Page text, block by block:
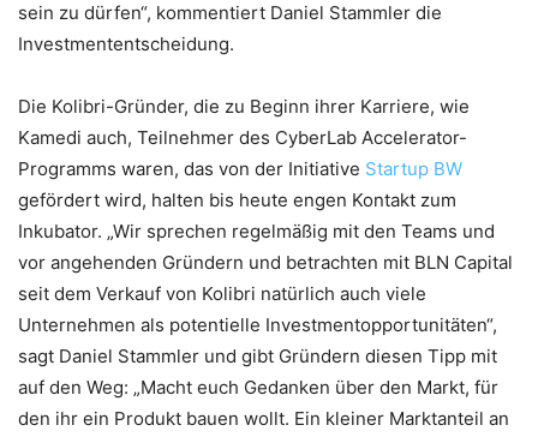
sein zu dürfen“, kommentiert Daniel Stammler die
Investmententscheidung.
Die Kolibri-Gründer, die zu Beginn ihrer Karriere, wie
Kamedi auch, Teilnehmer des CyberLab Accelerator-
Programms waren, das von der Initiative Startup BW
gefördert wird, halten bis heute engen Kontakt zum
Inkubator. „Wir sprechen regelmäßig mit den Teams und
vor angehenden Gründern und betrachten mit BLN Capital
seit dem Verkauf von Kolibri natürlich auch viele
Unternehmen als potentielle Investmentopportunitäten“,
sagt Daniel Stammler und gibt Gründern diesen Tipp mit
auf den Weg: „Macht euch Gedanken über den Markt, für
den ihr ein Produkt bauen wollt. Ein kleiner Marktanteil an